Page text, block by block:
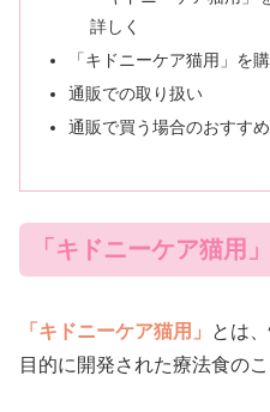
詳しく
「キドニーケア猫用」を
通販での取り扱い
通販で買う場合のおすす
「キドニーケア猫用
「キドニーケア猫用」
とは
目的に開発された療法食のこ